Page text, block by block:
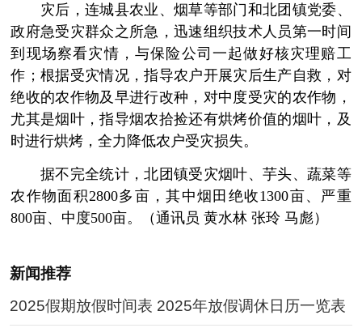
灾后，连城县农业、烟草等部门和北团镇党委、
政府急受灾群众之所急，迅速组织技术人员第一时间
到现场察看灾情，与保险公司一起做好核灾理赔工
作；根据受灾情况，指导农户开展灾后生产自救，对
绝收的农作物及早进行改种，对中度受灾的农作物，
尤其是烟叶，指导烟农拾捡还有烘烤价值的烟叶，及
时进行烘烤，全力降低农户受灾损失。
据不完全统计，北团镇受灾烟叶、芋头、蔬菜等
农作物面积2800多亩，其中烟田绝收1300亩、严重
800亩、中度500亩。（通讯员 黄水林 张玲 马彪）
新闻推荐
2025假期放假时间表 2025年放假调休日历一览表